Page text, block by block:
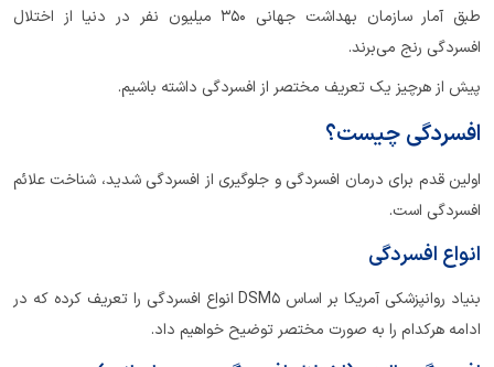
طبق آمار سازمان بهداشت جهانی ۳۵۰ میلیون نفر در دنیا از اختلال
افسردگی رنج می‌برند.
پیش از هرچیز یک تعریف مختصر از افسردگی داشته باشیم.
افسردگی چیست؟
اولین قدم برای درمان افسردگی و جلوگیری از افسردگی شدید، شناخت علائم
افسردگی است.
انواع افسردگی
بنیاد روانپزشکی آمریکا بر اساس DSM5 انواع افسردگی را تعریف کرده که در
ادامه هرکدام را به صورت مختصر توضیح خواهیم داد.